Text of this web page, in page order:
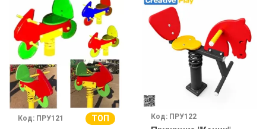
Код: ПРУ121 ТОП Код: ПРУ122